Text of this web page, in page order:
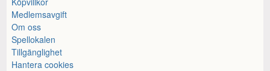
Medlemsavgift
Om oss
Spellokalen
Tillgänglighet
Hantera cookies